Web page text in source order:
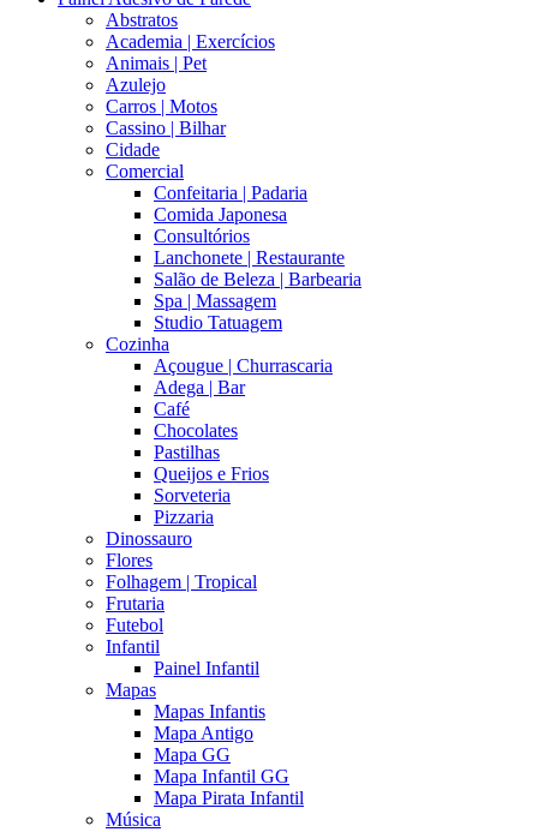
Abstratos
Academia | Exercícios
Animais | Pet
Azulejo
Carros | Motos
Cassino | Bilhar
Cidade
Comercial
Confeitaria | Padaria
Comida Japonesa
Consultórios
Lanchonete | Restaurante
Salão de Beleza | Barbearia
Spa | Massagem
Studio Tatuagem
Cozinha
Açougue | Churrascaria
Adega | Bar
Café
Chocolates
Pastilhas
Queijos e Frios
Sorveteria
Pizzaria
Dinossauro
Flores
Folhagem | Tropical
Frutaria
Futebol
Infantil
Painel Infantil
Mapas
Mapas Infantis
Mapa Antigo
Mapa GG
Mapa Infantil GG
Mapa Pirata Infantil
Música